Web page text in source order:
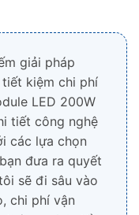
giải pháp
tiết kiệm chi phí
LED 200W
tiết công nghệ
các lựa chọn
đưa ra quyết
sẽ đi sâu vào
chi phí vận